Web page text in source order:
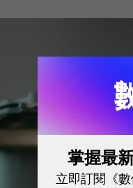
掌握最
立即訂閱《